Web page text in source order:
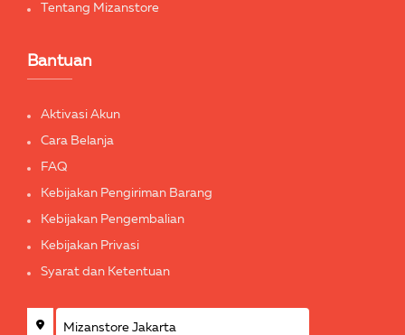
Tentang Mizanstore
Bantuan
Aktivasi Akun
Cara Belanja
FAQ
Kebijakan Pengiriman Barang
Kebijakan Pengembalian
Kebijakan Privasi
Syarat dan Ketentuan